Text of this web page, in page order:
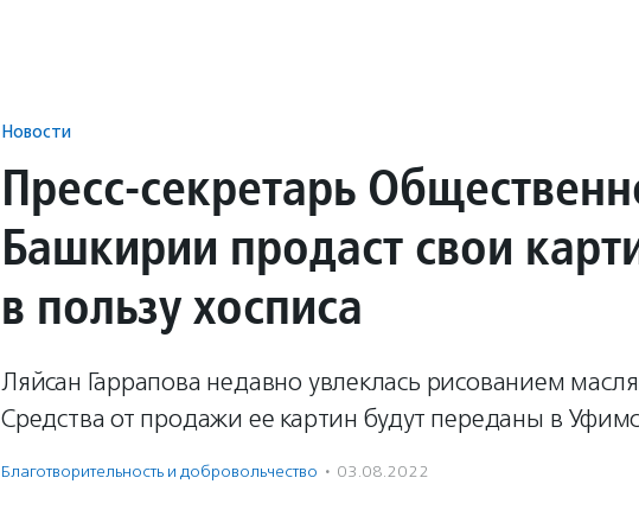
Новости
Пресс-секретарь
Башкирии продаст свои
в пользу хосписа
Ляйсан Гаррапова недавно увлеклась рисованием
Средства от продажи ее картин будут переданы в
Благотвори­тель­ность и доброволь­чест­во · 03.08.2022